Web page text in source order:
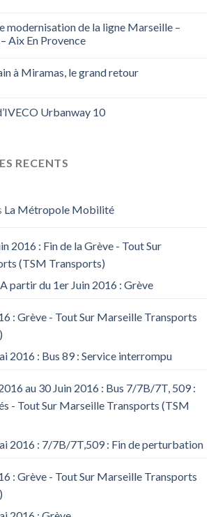
modernisation de la ligne Marseille –
Aix En Provence
à Miramas, le grand retour
Urbanway 10
RECENTS
La Métropole Mobilité
2016 : Fin de la Grève - Tout Sur
(TSM Transports)
partir du 1er Juin 2016 : Grève
: Grève - Tout Sur Marseille Transports
2016 : Bus 89 : Service interrompu
au 30 Juin 2016 : Bus 7/7B/7T, 509 :
- Tout Sur Marseille Transports (TSM
2016 : 7/7B/7T,509 : Fin de perturbation
: Grève - Tout Sur Marseille Transports